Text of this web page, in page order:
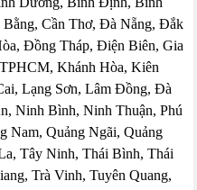
Bằng, Cần Thơ, Đà Nẵng, Đắk
Đồng Tháp, Điện Biên, Gia
Khánh Hòa, Kiên
Lạng Sơn, Lâm Đồng, Đà
Ninh Bình, Ninh Thuận, Phú
Nam, Quảng Ngãi, Quảng
Tây Ninh, Thái Bình, Thái
Trà Vinh, Tuyên Quang,